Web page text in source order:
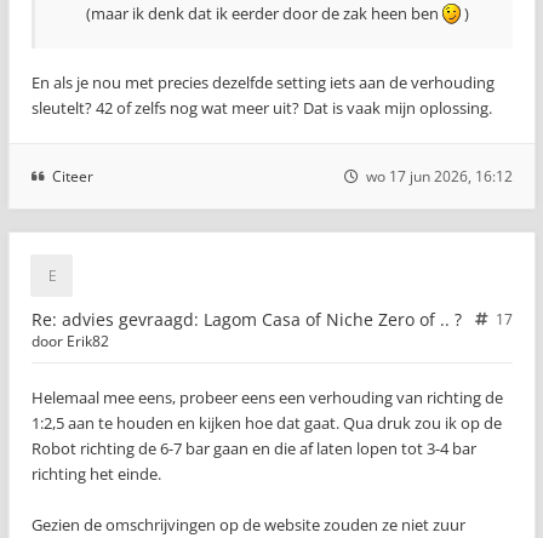
(maar ik denk dat ik eerder door de zak heen ben
)
En als je nou met precies dezelfde setting iets aan de verhouding
sleutelt? 42 of zelfs nog wat meer uit? Dat is vaak mijn oplossing.
Citeer wo 17 jun 2026, 16:12
Re: advies gevraagd: Lagom Casa of Niche Zero of .. ?
17
door Erik82
Helemaal mee eens, probeer eens een verhouding van richting de
1:2,5 aan te houden en kijken hoe dat gaat. Qua druk zou ik op de
Robot richting de 6-7 bar gaan en die af laten lopen tot 3-4 bar
richting het einde.
Gezien de omschrijvingen op de website zouden ze niet zuur